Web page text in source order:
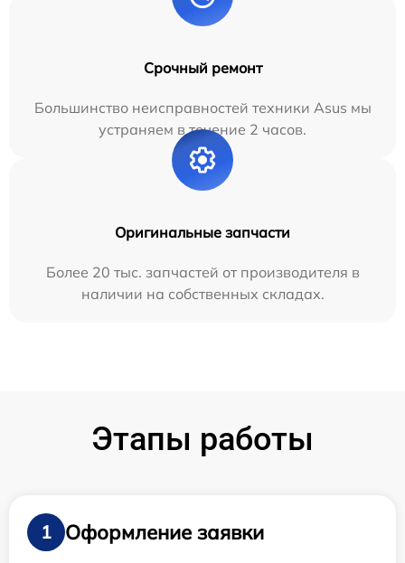
Срочный ремонт
Большинство неисправностей техники Asus мы
устраняем в течение 2 часов.
Оригинальные запчасти
Более 20 тыс. запчастей от производителя в
наличии на собственных складах.
Этапы работы
1
Оформление заявки